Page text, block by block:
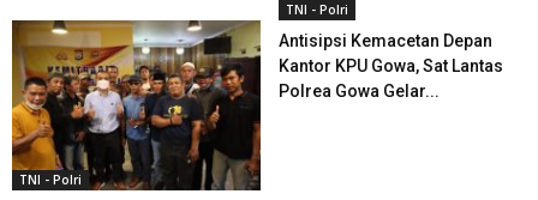
TNI - Polri
TNI - Polri
Antisipsi Kemacetan Depan
Kantor KPU Gowa, Sat Lantas
Polrea Gowa Gelar...